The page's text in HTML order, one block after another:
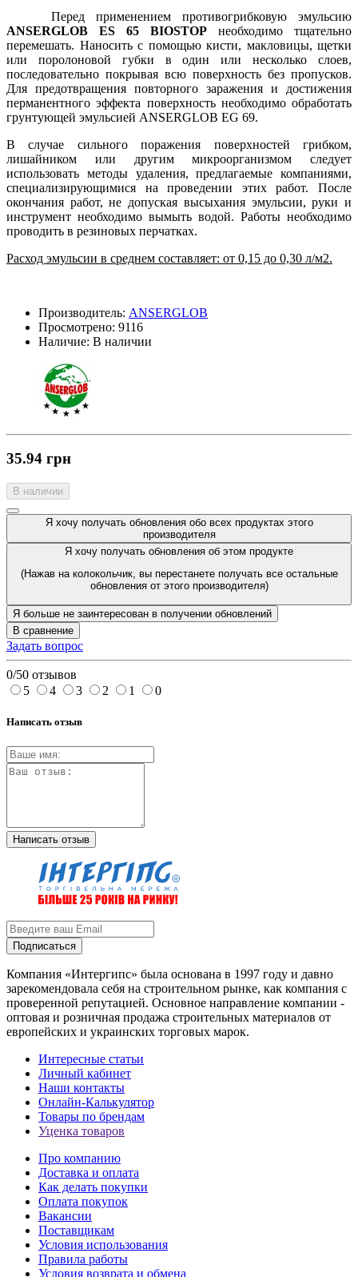
Перед применением противогрибковую эмульсию
ANSERGLOB ES 65 BIOSTOP необходимо тщательно
перемешать. Наносить с помощью кисти, макловицы, щетки
или поролоновой губки в один или несколько слоев,
последовательно покрывая всю поверхность без пропусков.
Для предотвращения повторного заражения и достижения
перманентного эффекта поверхность необходимо обработать
грунтующей эмульсией ANSERGLOB EG 69.
В случае сильного поражения поверхностей грибком,
лишайником или другим микроорганизмом следует
использовать методы удаления, предлагаемые компаниями,
специализирующимися на проведении этих работ. После
окончания работ, не допуская высыхания эмульсии, руки и
инструмент необходимо вымыть водой. Работы необходимо
проводить в резиновых перчатках.
Расход эмульсии в среднем составляет: от 0,15 до 0,30 л/м2.
Производитель: ANSERGLOB
Просмотрено: 9116
Наличие: В наличии
35.94 грн
В наличии
Я хочу получать обновления обо всех продуктах этого
производителя
Я хочу получать обновления об этом продукте
(Нажав на колокольчик, вы перестанете получать все остальные
обновления от этого производителя)
Я больше не заинтересован в получении обновлений
В сравнение
Задать вопрос
0/50 отзывов
5
4 3 2 1 0
Написать отзыв
Написать отзыв
Подписаться
Компания «Интергипс» была основана в 1997 году и давно
зарекомендовала себя на строительном рынке, как компания с
проверенной репутацией. Основное направление компании -
оптовая и розничная продажа строительных материалов от
европейских и украинских торговых марок.
Интересные статьи
Личный кабинет
Наши контакты
Онлайн-Калькулятор
Товары по брендам
Уценка товаров
Про компанию
Доставка и оплата
Как делать покупки
Оплата покупок
Вакансии
Поставщикам
Условия использования
Правила работы
Условия возврата и обмена